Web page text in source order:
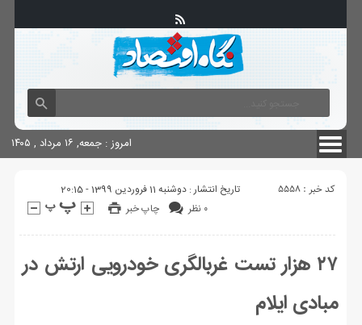
آگهی های دولتی چاپ
امروز : جمعه, ۱۶ مرداد , ۱۴۰۵
کد خبر : 5558
تاریخ انتشار : دوشنبه 11 فروردین 1399 - 20:15
چاپ خبر
۰ نظر
۲۷ هزار تست غربالگری خودرویی ارتش در
مبادی ایلام